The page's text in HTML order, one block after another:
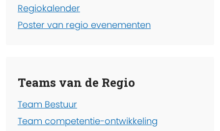
Regiokalender
Poster van regio evenementen
Teams van de Regio
Team Bestuur
Team competentie-ontwikkeling